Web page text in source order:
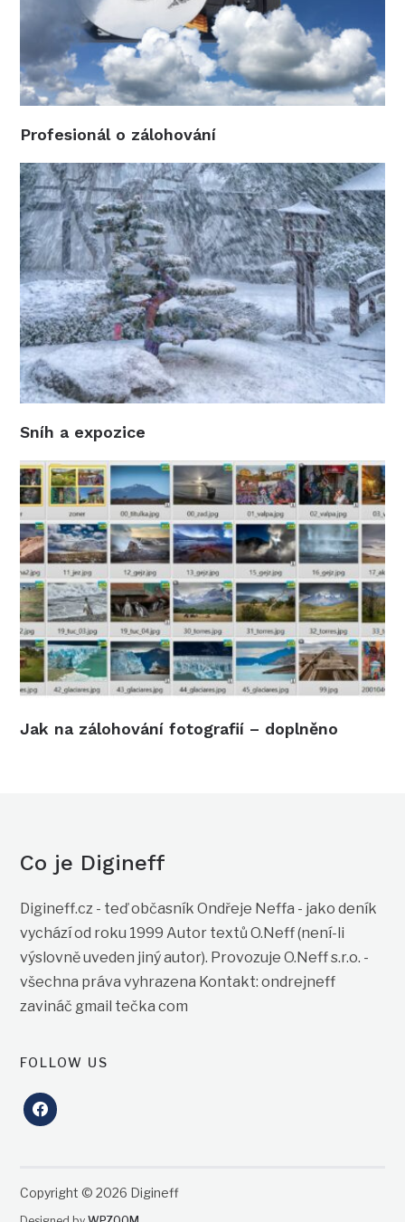
Profesionál o zálohování
Sníh a expozice
Jak na zálohování fotografií – doplněno
Co je Digineff
Digineff.cz - teď občasník Ondřeje Neffa - jako deník
vychází od roku 1999 Autor textů O.Neff (není-li
výslovně uveden jiný autor). Provozuje O.Neff s.r.o. -
všechna práva vyhrazena Kontakt: ondrejneff
zavináč gmail tečka com
FOLLOW US
facebook
Copyright © 2026 Digineff